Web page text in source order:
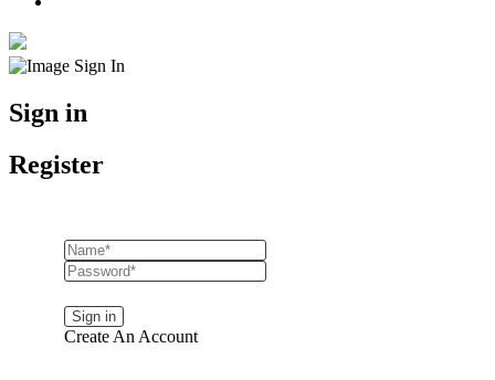
Sign in
Register
Create An Account